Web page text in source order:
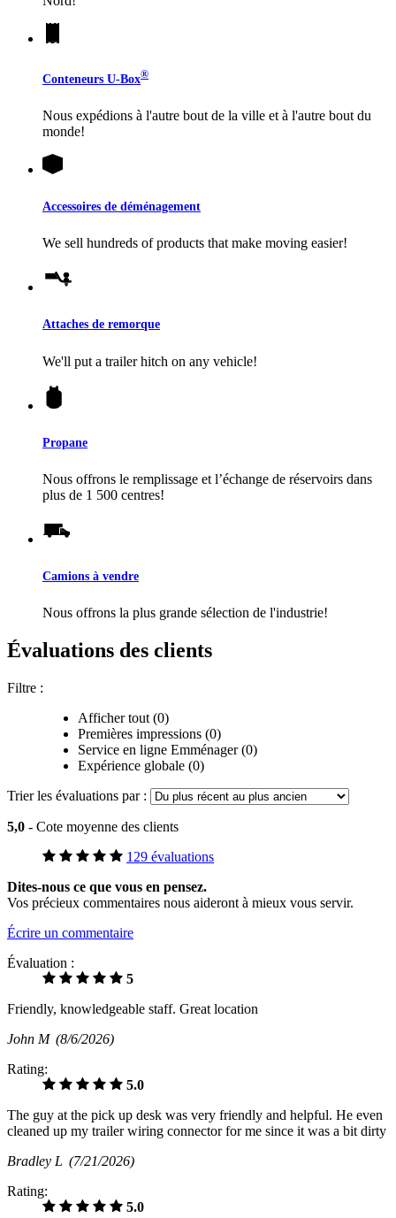
Conteneurs U-Box®
Nous expédions à l'autre bout de la ville et à l'autre bout du
monde!
Accessoires de déménagement
We sell hundreds of products that make moving easier!
Attaches de remorque
We'll put a trailer hitch on any vehicle!
Propane
Nous offrons le remplissage et l’échange de réservoirs dans
plus de 1 500 centres!
Camions à vendre
Nous offrons la plus grande sélection de l'industrie!
Évaluations des clients
Filtre :
Afficher tout (0)
Premières impressions (0)
Service en ligne Emménager (0)
Expérience globale (0)
Trier les évaluations par :
5,0 - Cote moyenne des clients
129 évaluations
Dites-nous ce que vous en pensez.
Vos précieux commentaires nous aideront à mieux vous servir.
Écrire un commentaire
Évaluation :
5
Friendly, knowledgeable staff. Great location
John M (8/6/2026)
Rating:
5.0
The guy at the pick up desk was very friendly and helpful. He even
cleaned up my trailer wiring connector for me since it was a bit dirty
Bradley L (7/21/2026)
Rating:
5.0